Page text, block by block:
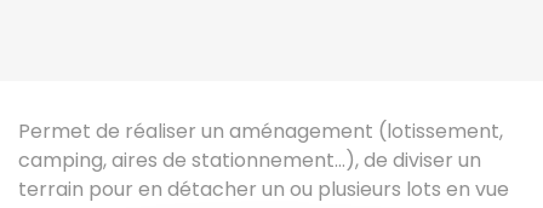
Permet de réaliser un aménagement (lotissement,
camping, aires de stationnement...), de diviser un
terrain pour en détacher un ou plusieurs lots en vue